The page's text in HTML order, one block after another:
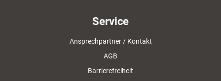
Service
Ansprechpartner / Kontakt
AGB
Barrierefreiheit